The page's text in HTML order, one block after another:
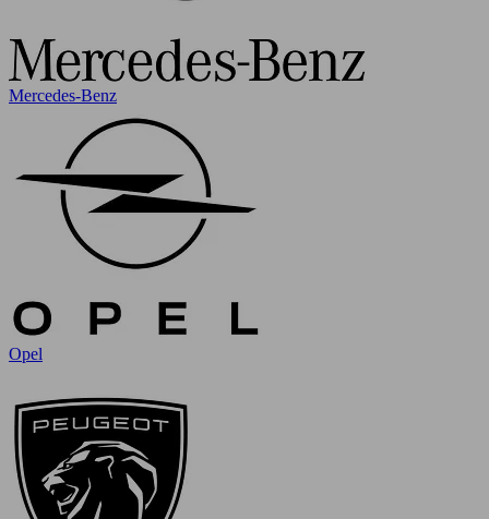
Mercedes-Benz
Opel